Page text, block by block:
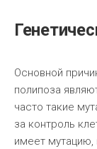
Основной
полипоза
часто такие
за контроль
имеет мутацию,